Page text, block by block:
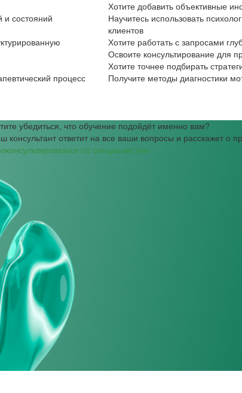
и состояний
процесс
Хотите добавить объективные
Научитесь использовать
клиентов
Хотите работать с запросами
Освоите консультирование для
Хотите точнее подбирать
Получите методы диагностики
убедиться, что обучение подойдёт именно вам?
консультант ответит на все ваши вопросы и расскажет о
со специалистом